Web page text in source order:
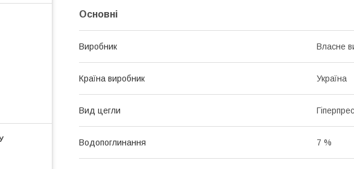
Основні
Виробник Власне
Країна виробник Україна
Вид цегли
Водопоглинання 7 %